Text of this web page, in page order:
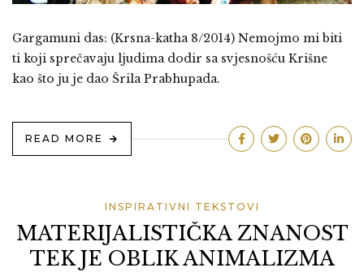
Gargamuni das: (Krsna-katha 8/2014) Nemojmo mi biti
ti koji sprečavaju ljudima dodir sa svjesnošću Krišne
kao što ju je dao Šrila Prabhupada.
READ MORE
INSPIRATIVNI TEKSTOVI
MATERIJALISTIČKA ZNANOST
TEK JE OBLIK ANIMALIZMA